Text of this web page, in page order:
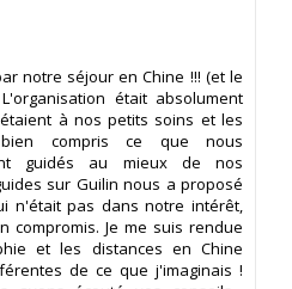
notre séjour en Chine !!! (et le
était absolument
à nos petits soins et les
bien compris ce que nous
guidés au mieux de nos
sur Guilin nous a proposé
n'était pas dans notre intérêt,
compromis. Je me suis rendue
et les distances en Chine
de ce que j'imaginais !